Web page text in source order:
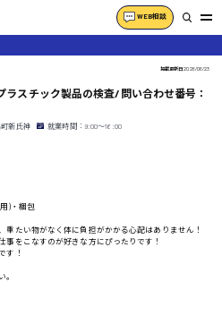
WEB相談
掲載更新日2026/06/23
スチック製品の検査/問い合わせ番号：
新氏神 就業時間：9:00〜16:00
)・梱包
たい物がなく体に負担がかかる心配はありません！
をこなすのが好きな方にぴったりです！
す！
。